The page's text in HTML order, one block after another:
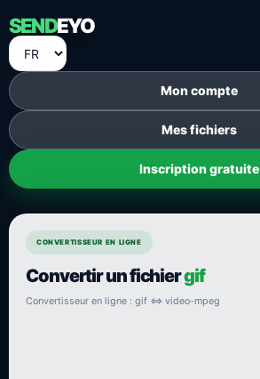
SENDEYO
Mon compte
Mes fichiers
Inscription gratuite
CONVERTISSEUR EN LIGNE
Convertir un fichiergif
Convertisseur en ligne : gif ⇔ video-mpeg